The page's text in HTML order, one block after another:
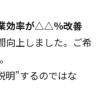
効率が△△％改善
向上しました。ご希
明”するのではな